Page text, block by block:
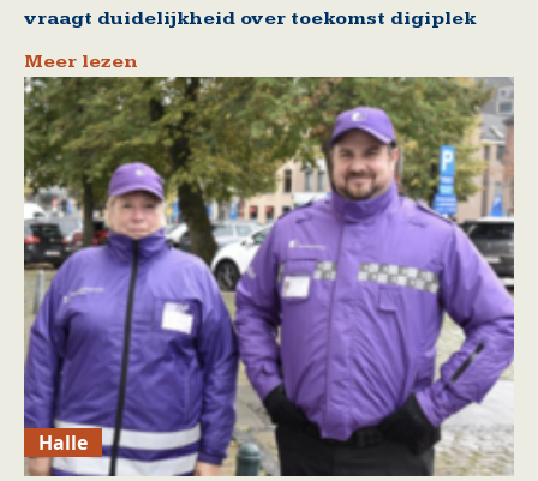
vraagt duidelijkheid over toekomst digiplek
Meer lezen
Halle